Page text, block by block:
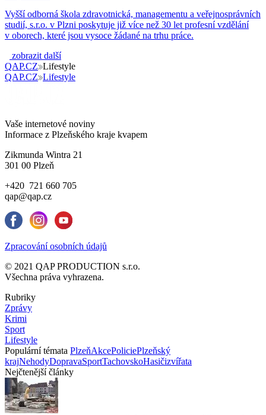
Vyšší odborná škola zdravotnická, managementu a veřejnosprávních
studií, s.r.o. v Plzni poskytuje již více než 30 let profesní vzdělání
v oborech, které jsou vysoce žádané na trhu práce.
zobrazit další
QAP.CZ Lifestyle
QAP.CZ Lifestyle
Vaše internetové noviny
Informace z Plzeňského kraje kvapem
Zikmunda Wintra 21
301 00 Plzeň
+420 721 660 705
qap@qap.cz
Zpracování osobních údajů
© 2021 QAP PRODUCTION s.r.o.
Všechna práva vyhrazena.
Rubriky
Zprávy
Krimi
Sport
Lifestyle
Populární témata PlzeňAkcePoliciePlzeňský
krajNehodyDopravaSportTachovskoHasičizvířata
Nejčtenější články